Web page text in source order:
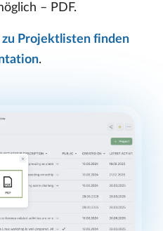
– PDF.
Projektlisten finden
.